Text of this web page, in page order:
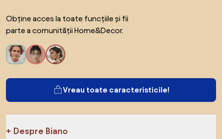
Obține acces la toate funcțiile și fii
parte a comunității Home&Decor.
Vreau toate caracteristicile!
Despre Biano